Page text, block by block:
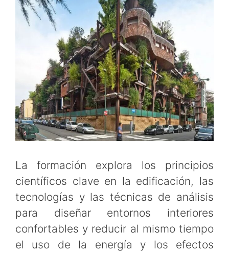
La formación explora los principios
científicos clave en la edificación, las
tecnologías y las técnicas de análisis
para diseñar entornos interiores
confortables y reducir al mismo tiempo
el uso de la energía y los efectos